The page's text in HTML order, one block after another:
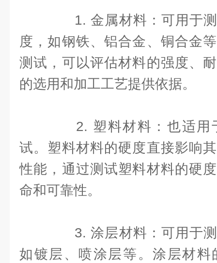
1. 金属材料：可用于测
度，如钢铁、铝合金、铜合金
测试，可以评估材料的强度、
的选用和加工工艺提供依据。
2. 塑料材料：也适用
试。塑料材料的硬度直接影响
性能，通过测试塑料材料的硬
命和可靠性。
3. 涂层材料：可用于测
如镀层、喷涂层等。涂层材料